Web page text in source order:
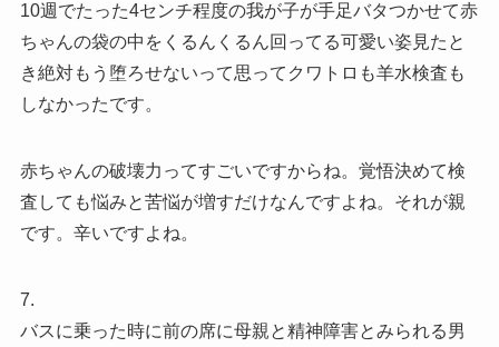
10週でたった4センチ程度の我が子が手足バタつかせて赤
ちゃんの袋の中をくるんくるん回ってる可愛い姿見たと
き絶対もう堕ろせないって思ってクワトロも羊水検査も
しなかったです。
赤ちゃんの破壊力ってすごいですからね。覚悟決めて検
査しても悩みと苦悩が増すだけなんですよね。それが親
です。辛いですよね。
7.
バスに乗った時に前の席に母親と精神障害とみられる男